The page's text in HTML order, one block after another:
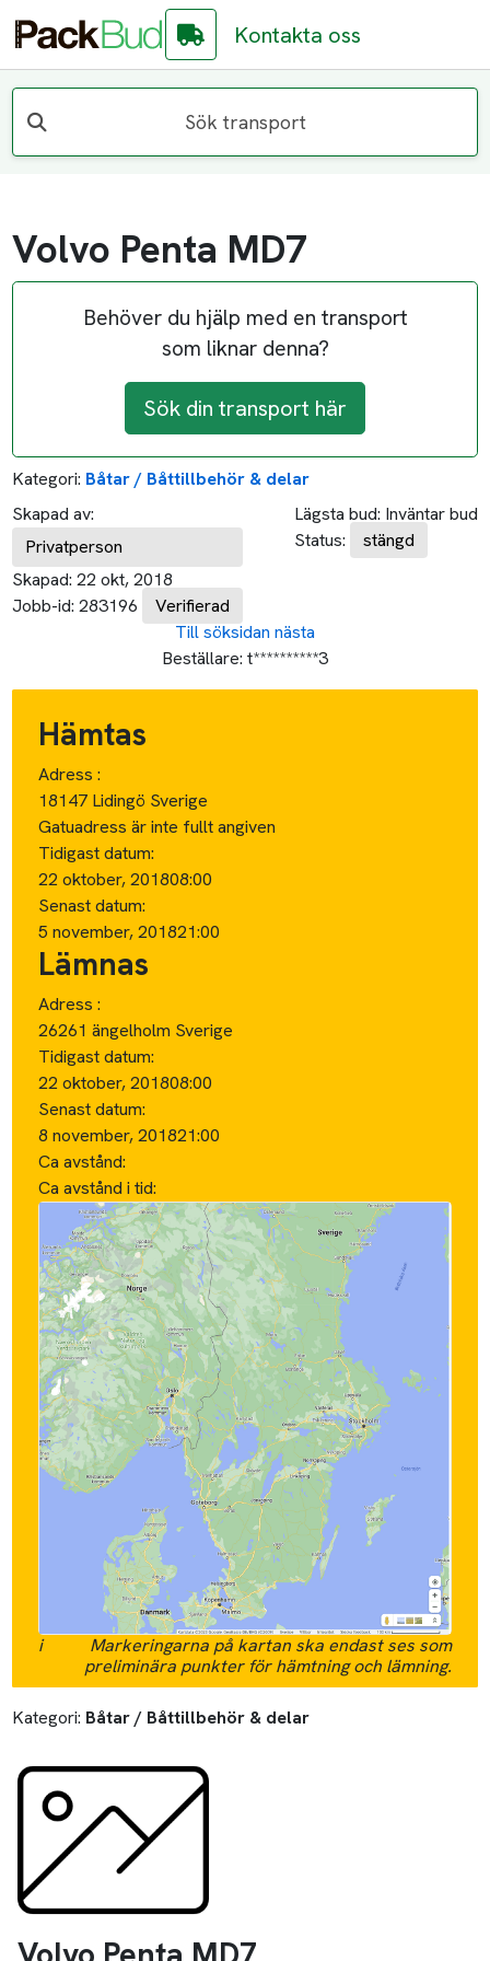
Kontakta oss
Sök transport
Volvo Penta MD7
Behöver du hjälp med en transport
som liknar denna?
Sök din transport här
Kategori: Båtar / Båttillbehör & delar
Skapad av:
Privatperson
Skapad: 22 okt, 2018
Jobb-id: 283196 Verifierad
Lägsta bud: Inväntar bud
Status:
stängd
Till söksidan nästa
Beställare: t**********3
Hämtas
Adress :
18147 Lidingö Sverige
Gatuadress är inte fullt angiven
Tidigast datum:
22 oktober, 201808:00
Senast datum:
5 november, 201821:00
Lämnas
Adress :
26261 ängelholm Sverige
Tidigast datum:
22 oktober, 201808:00
Senast datum:
8 november, 201821:00
Ca avstånd:
Ca avstånd i tid:
i
Markeringarna på kartan ska endast ses som
preliminära punkter för hämtning och lämning.
Kategori: Båtar / Båttillbehör & delar